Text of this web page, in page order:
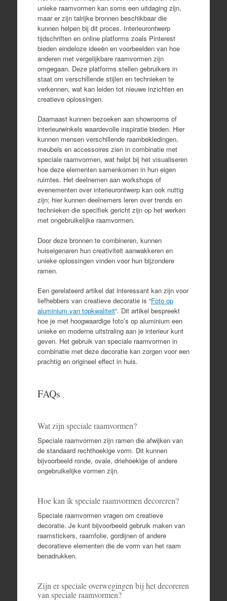
unieke raamvormen kan soms een uitdaging zijn,
maar er zijn talrijke bronnen beschikbaar die
kunnen helpen bij dit proces. Interieurontwerp
tijdschriften en online platforms zoals Pinterest
bieden eindeloze ideeën en voorbeelden van hoe
anderen met vergelijkbare raamvormen zijn
omgegaan. Deze platforms stellen gebruikers in
staat om verschillende stijlen en technieken te
verkennen, wat kan leiden tot nieuwe inzichten en
creatieve oplossingen.
Daarnaast kunnen bezoeken aan showrooms of
interieurwinkels waardevolle inspiratie bieden. Hier
kunnen mensen verschillende raambekledingen,
meubels en accessoires zien in combinatie met
speciale raamvormen, wat helpt bij het visualiseren
hoe deze elementen samenkomen in hun eigen
ruimtes. Het deelnemen aan workshops of
evenementen over interieurontwerp kan ook nuttig
zijn; hier kunnen deelnemers leren over trends en
technieken die specifiek gericht zijn op het werken
met ongebruikelijke raamvormen.
Door deze bronnen te combineren, kunnen
huiseigenaren hun creativiteit aanwakkeren en
unieke oplossingen vinden voor hun bijzondere
ramen.
Een gerelateerd artikel dat interessant kan zijn voor
liefhebbers van creatieve decoratie is “Foto op
aluminium van topkwaliteit“. Dit artikel bespreekt
hoe je met hoogwaardige foto’s op aluminium een
unieke en moderne uitstraling aan je interieur kunt
geven. Het gebruik van speciale raamvormen in
combinatie met deze decoratie kan zorgen voor een
prachtig en origineel effect in huis.
FAQs
Wat zijn speciale raamvormen?
Speciale raamvormen zijn ramen die afwijken van
de standaard rechthoekige vorm. Dit kunnen
bijvoorbeeld ronde, ovale, driehoekige of andere
ongebruikelijke vormen zijn.
Hoe kan ik speciale raamvormen decoreren?
Speciale raamvormen vragen om creatieve
decoratie. Je kunt bijvoorbeeld gebruik maken van
raamstickers, raamfolie, gordijnen of andere
decoratieve elementen die de vorm van het raam
benadrukken.
Zijn er speciale overwegingen bij het decoreren
van speciale raamvormen?